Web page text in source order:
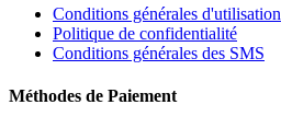
Conditions générales d'utilisation
Politique de confidentialité
Conditions générales des SMS
Méthodes de Paiement